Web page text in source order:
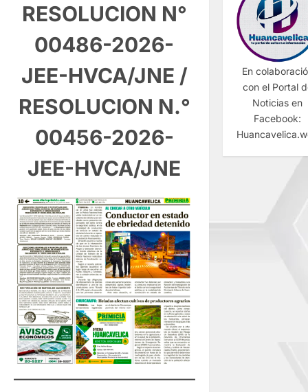
RESOLUCION N°
00486-2026-
JEE-HVCA/JNE /
RESOLUCION N.°
00456-2026-
JEE-HVCA/JNE
En
con el Portal
Noticias en
Facebook: